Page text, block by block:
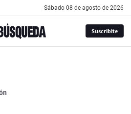
sábado 08 de agosto de 2026
Suscribite